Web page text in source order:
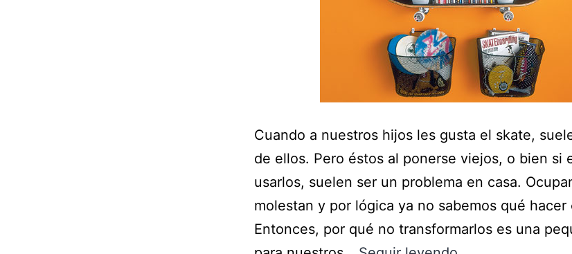
Cuando a nuestros hijos les gusta el skate,
de ellos. Pero éstos al ponerse viejos, o bien si
usarlos, suelen ser un problema en casa.
molestan y por lógica ya no sabemos qué hacer
Entonces, por qué no transformarlos es una